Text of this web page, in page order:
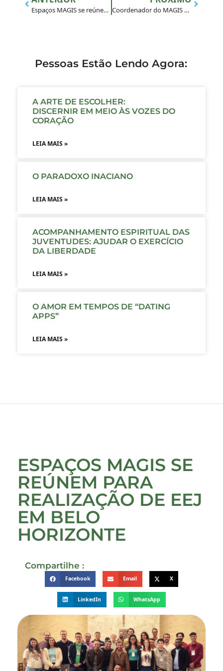
Espaços MAGIS se reúnem para realização de EEJ em Belo Horizonte Coordenador do MAGIS Brasil visita juventude inaciana na Paraíba
Pessoas Estão Lendo Agora:
A ARTE DE ESCOLHER:
DISCERNIR EM MEIO ÀS VOZES DO
CORAÇÃO
LEIA MAIS »
O PARADOXO INACIANO
LEIA MAIS »
ACOMPANHAMENTO ESPIRITUAL DAS
JUVENTUDES: AJUDAR O EXERCÍCIO
DA LIBERDADE
LEIA MAIS »
O AMOR EM TEMPOS DE “DATING
APPS”
LEIA MAIS »
ESPAÇOS MAGIS SE
REÚNEM PARA
REALIZAÇÃO DE EEJ
EM BELO
HORIZONTE
Compartilhe :
Facebook Email X
LinkedIn WhatsApp